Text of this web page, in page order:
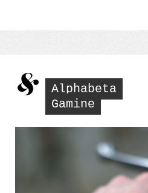
Alphabeta
Gamine